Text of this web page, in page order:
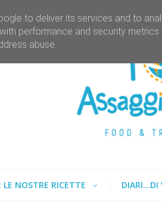
LE NOSTRE RICETTE DIARI...DI
to deliver its services and to
performance and security
abuse.